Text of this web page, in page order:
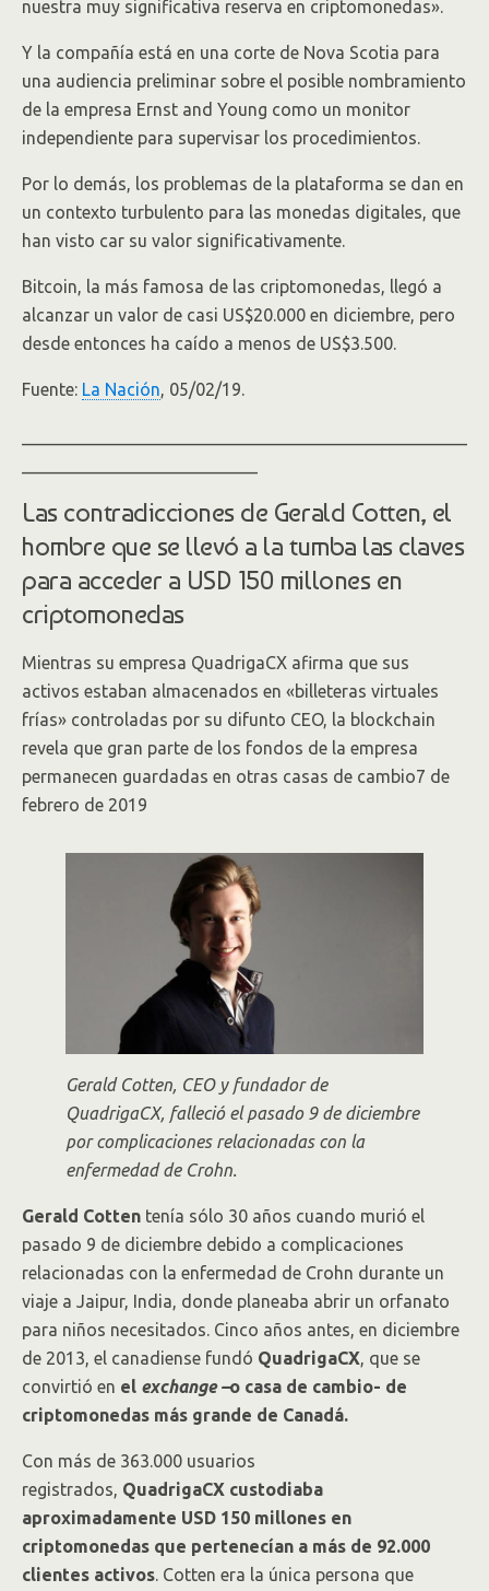
nuestra muy significativa reserva en criptomonedas».
Y la compañía está en una corte de Nova Scotia para
una audiencia preliminar sobre el posible nombramiento
de la empresa Ernst and Young como un monitor
independiente para supervisar los procedimientos.
Por lo demás, los problemas de la plataforma se dan en
un contexto turbulento para las monedas digitales, que
han visto car su valor significativamente.
Bitcoin, la más famosa de las criptomonedas, llegó a
alcanzar un valor de casi US$20.000 en diciembre, pero
desde entonces ha caído a menos de US$3.500.
Fuente: La Nación, 05/02/19.
Las contradicciones de Gerald Cotten, el
hombre que se llevó a la tumba las claves
para acceder a USD 150 millones en
criptomonedas
Mientras su empresa QuadrigaCX afirma que sus
activos estaban almacenados en «billeteras virtuales
frías» controladas por su difunto CEO, la blockchain
revela que gran parte de los fondos de la empresa
permanecen guardadas en otras casas de cambio7 de
febrero de 2019
Gerald Cotten, CEO y fundador de
QuadrigaCX, falleció el pasado 9 de diciembre
por complicaciones relacionadas con la
enfermedad de Crohn.
Gerald Cotten tenía sólo 30 años cuando murió el
pasado 9 de diciembre debido a complicaciones
relacionadas con la enfermedad de Crohn durante un
viaje a Jaipur, India, donde planeaba abrir un orfanato
para niños necesitados. Cinco años antes, en diciembre
de 2013, el canadiense fundó QuadrigaCX, que se
convirtió en el exchange –o casa de cambio- de
criptomonedas más grande de Canadá.
Con más de 363.000 usuarios
registrados, QuadrigaCX custodiaba
aproximadamente USD 150 millones en
criptomonedas que pertenecían a más de 92.000
clientes activos. Cotten era la única persona que